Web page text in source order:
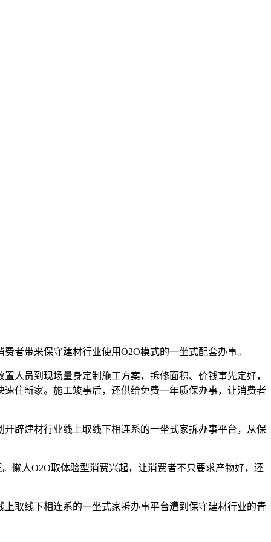
带来保守建材行业使用O2O模式的一坐式配套办事。
员到现场量身定制施工方案，拆修面积、价钱事先定好，
住新家。施工竣事后，还供给免费一年质保办事，让消费者
辟建材行业线上取线下相连系的一坐式家拆办事平台，从保
人O2O取体验型消费兴起，让消费者不只要求产物好，还
取线下相连系的一坐式家拆办事平台遭到保守建材行业的青